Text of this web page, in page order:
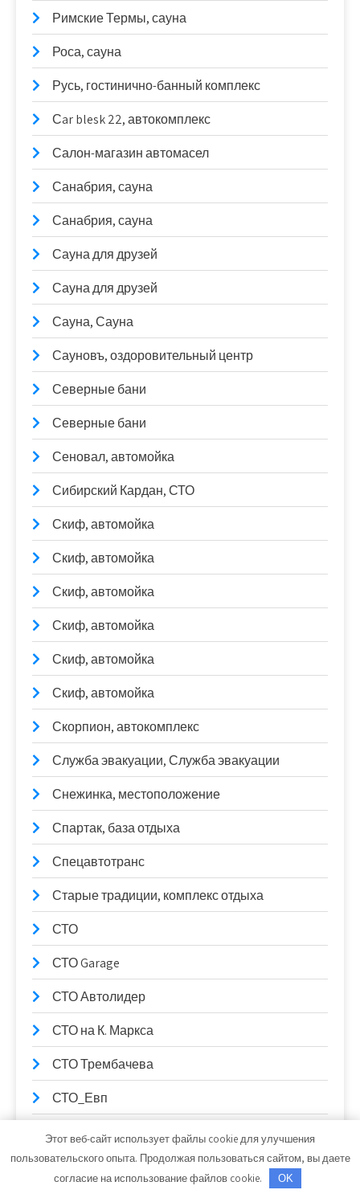
Римские Термы, сауна
Роса, сауна
Русь, гостинично-банный комплекс
Сar blesk 22, автокомплекс
Салон-магазин автомасел
Санабрия, сауна
Санабрия, сауна
Сауна для друзей
Сауна для друзей
Сауна, Сауна
Сауновъ, оздоровительный центр
Северные бани
Северные бани
Сеновал, автомойка
Сибирский Кардан, СТО
Скиф, автомойка
Скиф, автомойка
Скиф, автомойка
Скиф, автомойка
Скиф, автомойка
Скиф, автомойка
Скорпион, автокомплекс
Служба эвакуации, Служба эвакуации
Снежинка, местоположение
Спартак, база отдыха
Спецавтотранс
Старые традиции, комплекс отдыха
СТО
СТО Garage
СТО Автолидер
СТО на К. Маркса
СТО Трембачева
СТО_Евп
СТО, СТО
СТО99
Этот веб-сайт использует файлы cookie для улучшения
пользовательского опыта. Продолжая пользоваться сайтом, вы даете
согласие на использование файлов cookie.
OK